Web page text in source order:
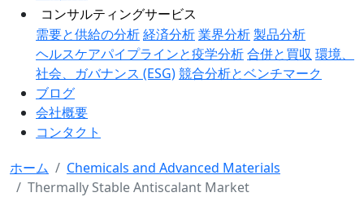
コンサルティングサービス
需要と供給の分析経済分析業界分析製品分析
ヘルスケアパイプラインと疫学分析合併と買収 環境、
社会、ガバナンス (ESG)競合分析とベンチマーク
ブログ
会社概要
コンタクト
ホーム
Chemicals and Advanced Materials
Thermally Stable Antiscalant Market